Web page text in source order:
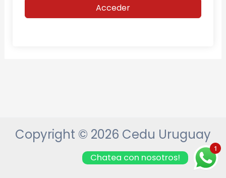
Acceder
Copyright © 2026 Cedu Uruguay
1
Chatea con nosotros!